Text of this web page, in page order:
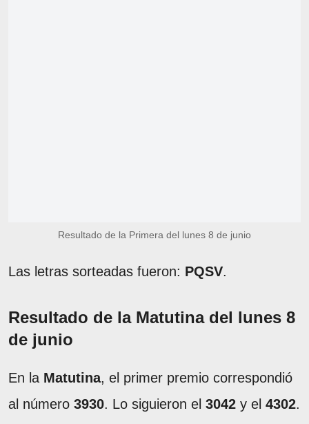
Resultado de la Primera del lunes 8 de junio
Las letras sorteadas fueron: PQSV.
Resultado de la Matutina del lunes 8
de junio
En la Matutina, el primer premio correspondió
al número 3930. Lo siguieron el 3042 y el 4302.